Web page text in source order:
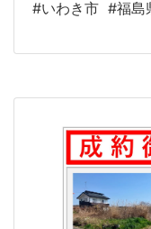
#いわき市 #福島